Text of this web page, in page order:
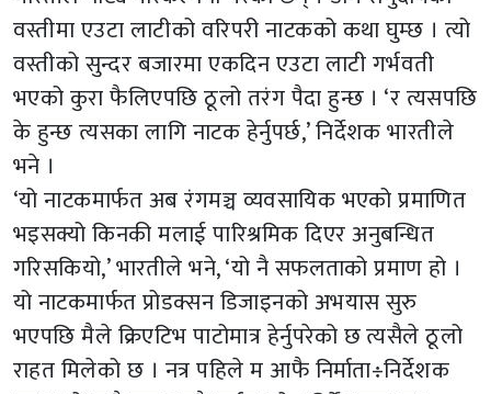
वस्तीमा एउटा लाटीको वरिपरी नाटकको कथा घुम्छ । त्यो
वस्तीको सुन्दर बजारमा एकदिन एउटा लाटी गर्भवती
भएको कुरा फैलिएपछि ठूलो तरंग पैदा हुन्छ । ‘र त्यसपछि
के हुन्छ त्यसका लागि नाटक हेर्नुपर्छ,’ निर्देशक भारतीले
भने ।
‘यो नाटकमार्फत अब रंगमञ्च व्यवसायिक भएको प्रमाणित
भइसक्यो किनकी मलाई पारिश्रमिक दिएर अनुबन्धित
गरिसकियो,’ भारतीले भने, ‘यो नै सफलताको प्रमाण हो ।
यो नाटकमार्फत प्रोडक्सन डिजाइनको अभयास सुरु
भएपछि मैले क्रिएटिभ पाटोमात्र हेर्नुपरेको छ त्यसैले ठूलो
राहत मिलेको छ । नत्र पहिले म आफै निर्माता÷निर्देशक